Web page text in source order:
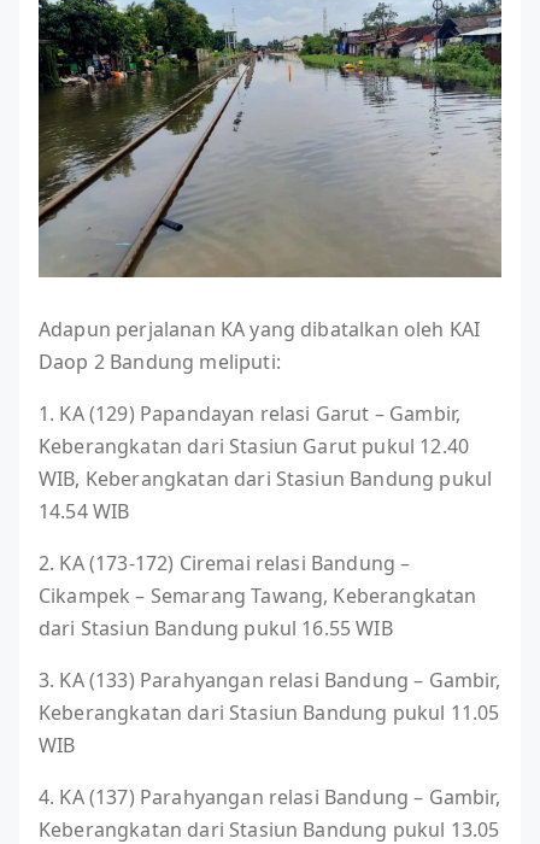
Adapun perjalanan KA yang dibatalkan oleh KAI
Daop 2 Bandung meliputi:
1. KA (129) Papandayan relasi Garut – Gambir,
Keberangkatan dari Stasiun Garut pukul 12.40
WIB, Keberangkatan dari Stasiun Bandung pukul
14.54 WIB
2. KA (173-172) Ciremai relasi Bandung –
Cikampek – Semarang Tawang, Keberangkatan
dari Stasiun Bandung pukul 16.55 WIB
3. KA (133) Parahyangan relasi Bandung – Gambir,
Keberangkatan dari Stasiun Bandung pukul 11.05
WIB
4. KA (137) Parahyangan relasi Bandung – Gambir,
Keberangkatan dari Stasiun Bandung pukul 13.05